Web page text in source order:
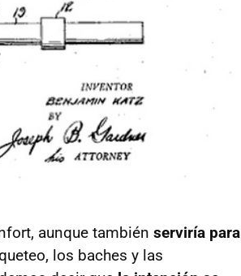
aunque también serviría para
los baches y las